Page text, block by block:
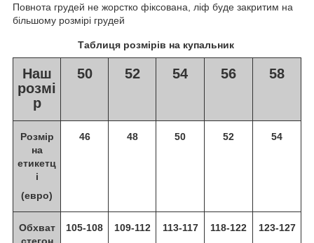
Повнота грудей не жорстко фіксована, ліф буде закритим на
більшому розмірі грудей
Таблиця розмірів на купальник
Наш
розмі
р
50 52 54 56 58
Розмір
на
етикетц
і
(евро)
46 48 50 52 54
Обхват
стегон
105-108 109-112 113-117 118-122 123-127